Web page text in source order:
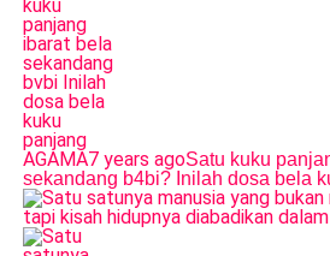
AGAMA7 years agoSatu kuku
sekandang b4bi? Inilah dosa bela